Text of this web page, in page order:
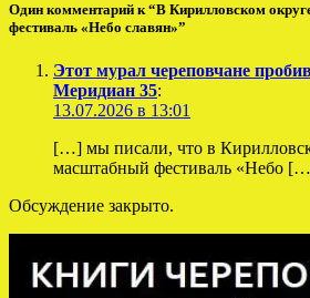
Один комментарий к “В Кирилловском
фестиваль «Небо славян»”
Этот мурал череповчане
Меридиан 35:
13.07.2026 в 13:01
[…] мы писали, что в
масштабный фестиваль «Небо
Обсуждение закрыто.